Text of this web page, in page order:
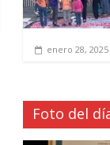
enero 28, 2025
Foto del